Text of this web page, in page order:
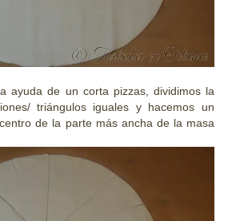
ayuda de un corta pizzas, dividimos la
triángulos iguales y hacemos un
de la parte más ancha de la masa